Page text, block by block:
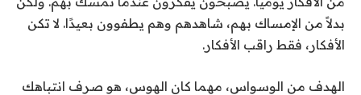
بدلاً من الإمساك بهم، شاهدهم وهم يطفوون بعيدًا. لا تكن
الأفكار، فقط راقب الأفكار.
الهدف من الوسواس، مهما كان الهوس، هو صرف انتباهك